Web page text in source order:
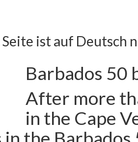
Seite ist auf Deutsch
Barbados 50
After more
in the Cape